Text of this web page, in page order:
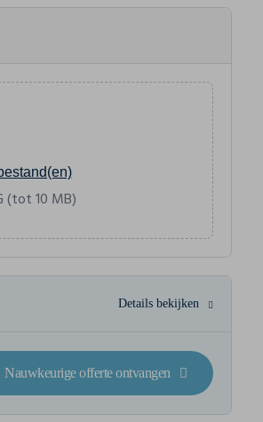
(tot 10 MB)
Details bekijken
Nauwkeurige offerte ontvangen